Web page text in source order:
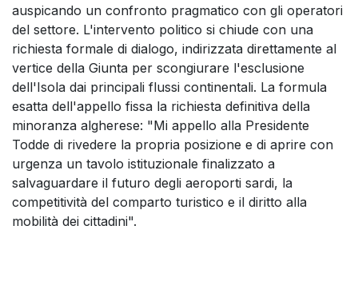
auspicando un confronto pragmatico con gli operatori
del settore. L'intervento politico si chiude con una
richiesta formale di dialogo, indirizzata direttamente al
vertice della Giunta per scongiurare l'esclusione
dell'Isola dai principali flussi continentali. La formula
esatta dell'appello fissa la richiesta definitiva della
minoranza algherese: "Mi appello alla Presidente
Todde di rivedere la propria posizione e di aprire con
urgenza un tavolo istituzionale finalizzato a
salvaguardare il futuro degli aeroporti sardi, la
competitività del comparto turistico e il diritto alla
mobilità dei cittadini".